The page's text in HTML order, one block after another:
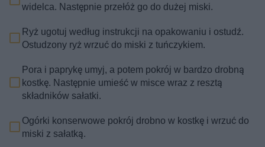
widelca. Następnie przełóż go do dużej miski.
Ryż ugotuj według instrukcji na opakowaniu i ostudź.
Ostudzony ryż wrzuć do miski z tuńczykiem.
Pora i paprykę umyj, a potem pokrój w bardzo drobną
kostkę. Następnie umieść w misce wraz z resztą
składników sałatki.
Ogórki konserwowe pokrój drobno w kostkę i wrzuć do
miski z sałatką.